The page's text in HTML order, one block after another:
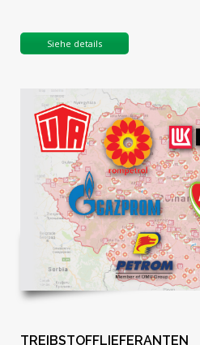
Siehe details
TREIBSTOFFLIEFERANTEN